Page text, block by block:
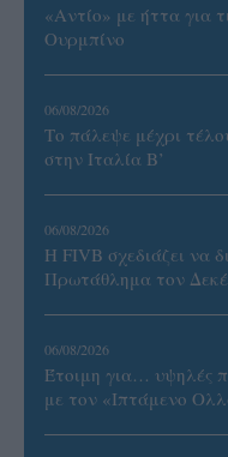
«Αντίο» με ήττα για
Ουρμπίνο
06/08/2026
Το πάλεψε μέχρι
στην Ιταλία Β’
06/08/2026
Η FIVB σχεδιάζει να
Πρωτάθλημα τον
06/08/2026
Έτοιμη για… υψηλές
με τον «Ιπτάμενο